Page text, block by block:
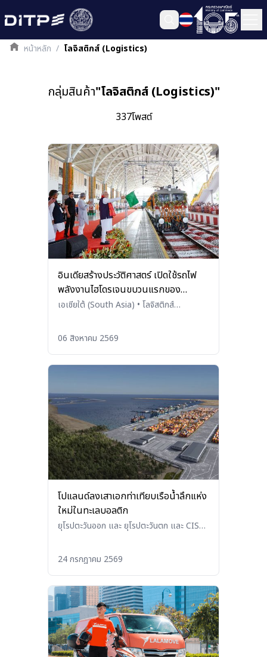
หน้าหลัก / โลจิสติกส์ (Logistics)
กลุ่มสินค้า"โลจิสติกส์ (Logistics)"
337โพสต์
อินเดียสร้างประวัติศาสตร์ เปิดใช้รถไฟ
พลังงานไฮโดรเจนขบวนแรกของ
ประเทศ
เอเชียใต้ (South Asia) • โลจิสติกส์
06 สิงหาคม 2569
โปแลนด์ลงเสาเอกท่าเทียบเรือน้ำลึกแห่ง
ใหม่ในทะเลบอลติก
ยุโรปตะวันออก และ ยุโรปตะวันตก และ CIS
24 กรกฎาคม 2569